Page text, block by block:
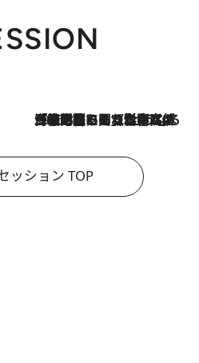
2026.8.3
「住宅建てられない…」「サーチャージ料の高値が続いている」ホルムズ海峡封鎖による影響はいつまで続く？《エネルギー専門家に聞く“どうなる日本の暮らし”》
ッション TOP